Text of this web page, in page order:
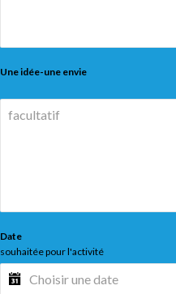
Une idée-une envie
Date
souhaitée pour l'activité